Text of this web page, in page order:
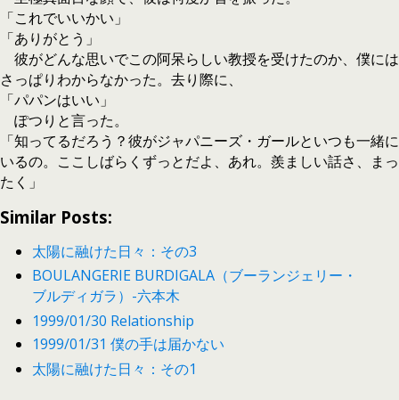
「これでいいかい」
「ありがとう」
彼がどんな思いでこの阿呆らしい教授を受けたのか、僕には
さっぱりわからなかった。去り際に、
「パパンはいい」
ぽつりと言った。
「知ってるだろう？彼がジャパニーズ・ガールといつも一緒に
いるの。ここしばらくずっとだよ、あれ。羨ましい話さ、まっ
たく」
Similar Posts:
太陽に融けた日々：その3
BOULANGERIE BURDIGALA（ブーランジェリー・
ブルディガラ）-六本木
1999/01/30 Relationship
1999/01/31 僕の手は届かない
太陽に融けた日々：その1